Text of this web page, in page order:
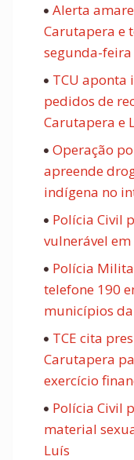
Alerta
Carutapera e
segunda-feira
TCU
pedidos de
Carutapera e
Operação
apreende
indígena no
Polícia Civil
vulnerável em
Polícia
telefone 190
municípios da
TCE cita
Carutapera
exercício
Polícia Civil
material
Luís